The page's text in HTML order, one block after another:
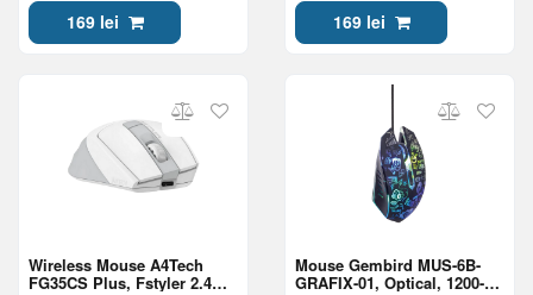
Black/With Silent Button,
Black 169 lei Black169 lei
Wireless Mouse A4Tech
FG35CS Plus, Fstyler 2.4G
Mouse Gembird MUS-6B-
GRAFIX-01, Optical, 1200-